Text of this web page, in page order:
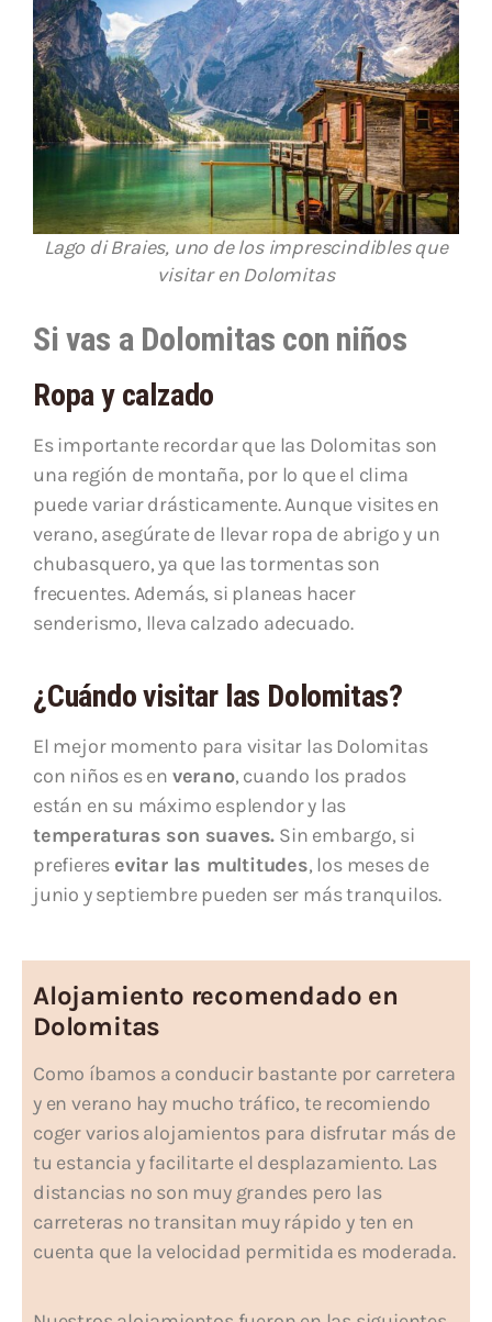
Lago di Braies, uno de los imprescindibles que
visitar en Dolomitas
Si vas a Dolomitas con niños
Ropa y calzado
Es importante recordar que las Dolomitas son
una región de montaña, por lo que el clima
puede variar drásticamente. Aunque visites en
verano, asegúrate de llevar ropa de abrigo y un
chubasquero, ya que las tormentas son
frecuentes. Además, si planeas hacer
senderismo, lleva calzado adecuado.
¿Cuándo visitar las Dolomitas?
El mejor momento para visitar las Dolomitas
con niños es en verano, cuando los prados
están en su máximo esplendor y las
temperaturas son suaves. Sin embargo, si
prefieres evitar las multitudes, los meses de
junio y septiembre pueden ser más tranquilos.
Alojamiento recomendado en
Dolomitas
Como íbamos a conducir bastante por carretera
y en verano hay mucho tráfico, te recomiendo
coger varios alojamientos para disfrutar más de
tu estancia y facilitarte el desplazamiento. Las
distancias no son muy grandes pero las
carreteras no transitan muy rápido y ten en
cuenta que la velocidad permitida es moderada.